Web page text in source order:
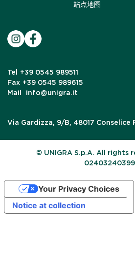
站点地图
Tel
+39 0545 989511
Fax +39 0545 989615
Mail
info@unigra.it
Via Gardizza, 9/B, 48017 Conselice
© UNIGRA S.p.A. All rights
02403240399
Notice at collection
Your Privacy Choices